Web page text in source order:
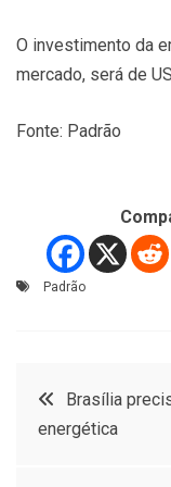
O investimento da
mercado, será de
Fonte: Padrão
Padrão
Brasília
energética